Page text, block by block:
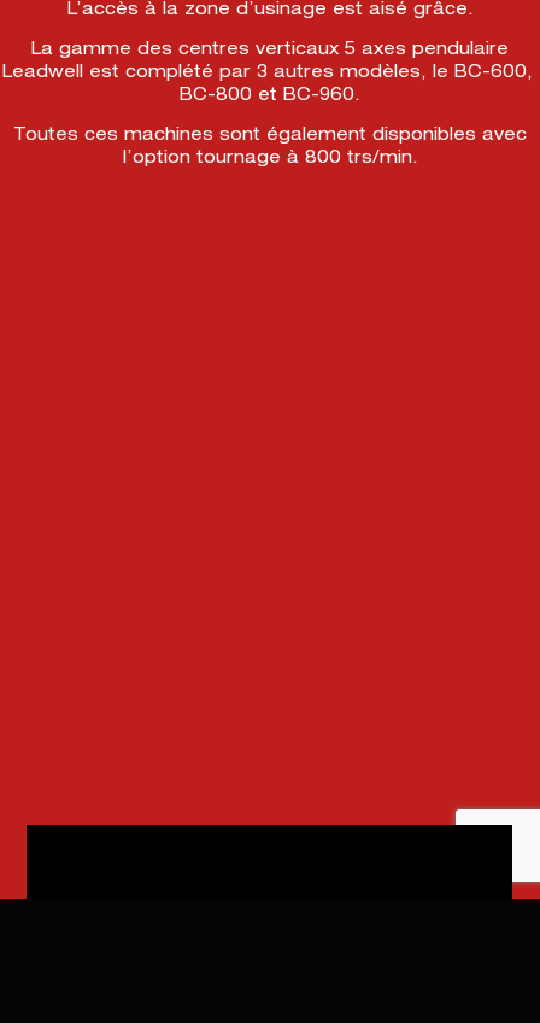
L’accès à la zone d’usinage est aisé grâce.
La gamme des centres verticaux 5 axes pendulaire
Leadwell est complété par 3 autres modèles, le BC-600,
BC-800 et BC-960.
Toutes ces machines sont également disponibles avec
l’option tournage à 800 trs/min.